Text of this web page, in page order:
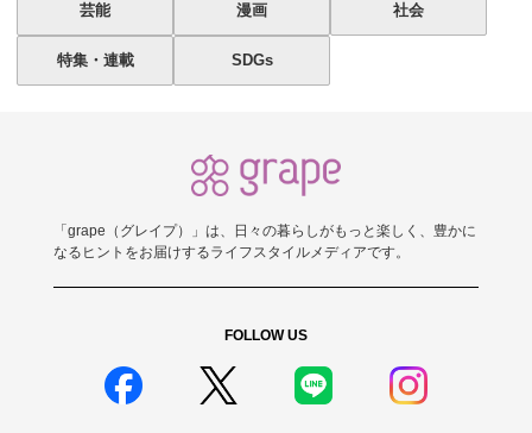
芸能 漫画 社会
特集・連載 SDGs
「grape（グレイプ）」は、日々の暮らしがもっと楽しく、豊かに
なるヒントをお届けするライフスタイルメディアです。
FOLLOW US